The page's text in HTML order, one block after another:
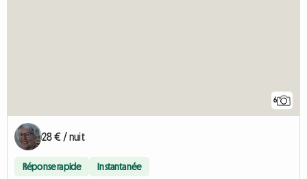
6
28 € / nuit
Réponse rapide Instantanée